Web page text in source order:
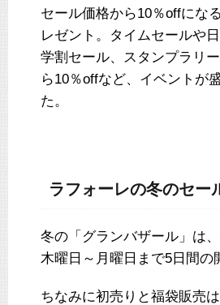
セール価格から10％offにな
レゼント。タイムセールや
学割セール、スタンプラリ
ら10％offなど、イベントが
た。
ラフォーレの冬のセー
冬の「グランバザール」は
木曜日～月曜日まで5日間の
ちなみに初売りと福袋販売